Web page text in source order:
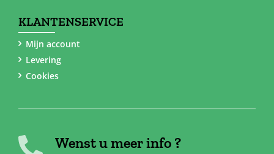
KLANTENSERVICE
Mijn account
Levering
Cookies
Wenst u meer info ?